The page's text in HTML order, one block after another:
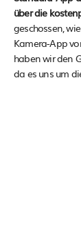
über die
geschossen,
Kamera-App
haben wir den
da es uns um